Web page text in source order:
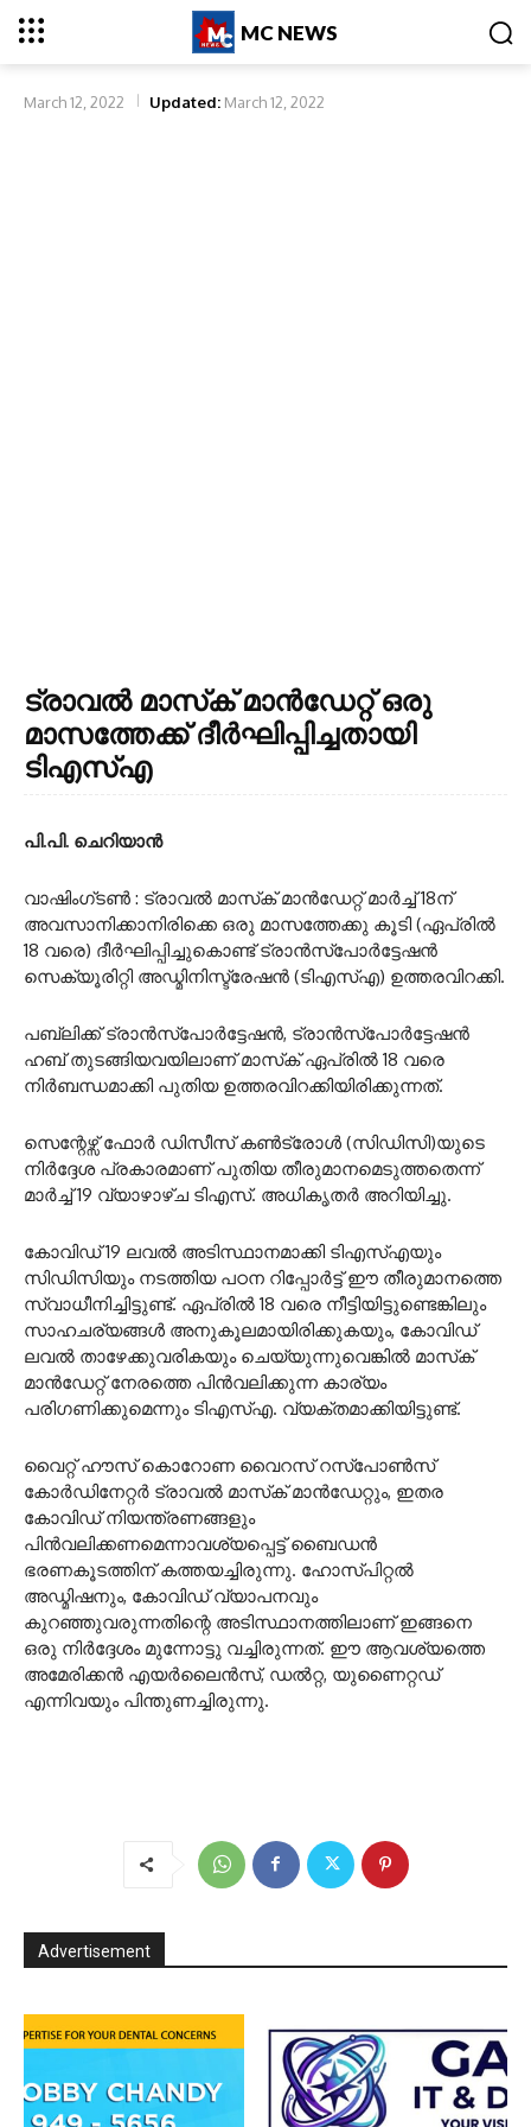
MC NEWS
March 12, 2022 Updated: March 12, 2022
ട്രാവല്‍ മാസ്‌ക് മാന്‍ഡേറ്റ് ഒരു
മാസത്തേക്ക് ദീര്‍ഘിപ്പിച്ചതായി
ടിഎസ്എ
പി.പി. ചെറിയാന്‍
വാഷിംഗ്ടണ്‍ : ട്രാവല്‍ മാസ്‌ക് മാന്‍ഡേറ്റ് മാര്‍ച്ച് 18ന്
അവസാനിക്കാനിരിക്കെ ഒരു മാസത്തേക്കു കൂടി (ഏപ്രില്‍
18 വരെ) ദീര്‍ഘിപ്പിച്ചുകൊണ്ട് ട്രാന്‍സ്പോര്‍ട്ടേഷന്‍
സെക്യൂരിറ്റി അഡ്മിനിസ്ട്രേഷന്‍ (ടിഎസ്എ) ഉത്തരവിറക്കി.
പബ്ലിക്ക് ട്രാന്‍സ്പോര്‍ട്ടേഷന്‍, ട്രാന്‍സ്പോര്‍ട്ടേഷന്‍
ഹബ് തുടങ്ങിയവയിലാണ് മാസ്‌ക് ഏപ്രില്‍ 18 വരെ
നിര്‍ബന്ധമാക്കി പുതിയ ഉത്തരവിറക്കിയിരിക്കുന്നത്.
സെന്റേഴ്സ് ഫോര്‍ ഡിസീസ് കണ്‍ട്രോള്‍ (സിഡിസി)യുടെ
നിര്‍ദ്ദേശ പ്രകാരമാണ് പുതിയ തീരുമാനമെടുത്തതെന്ന്
മാര്‍ച്ച് 19 വ്യാഴാഴ്ച ടിഎസ്. അധികൃതര്‍ അറിയിച്ചു.
കോവിഡ് 19 ലവല്‍ അടിസ്ഥാനമാക്കി ടിഎസ്എയും
സിഡിസിയും നടത്തിയ പഠന റിപ്പോര്‍ട്ട് ഈ തീരുമാനത്തെ
സ്വാധീനിച്ചിട്ടുണ്ട്. ഏപ്രില്‍ 18 വരെ നീട്ടിയിട്ടുണ്ടെങ്കിലും
സാഹചര്യങ്ങള്‍ അനുകൂലമായിരിക്കുകയും, കോവിഡ്
ലവല്‍ താഴേക്കുവരികയും ചെയ്യുന്നുവെങ്കില്‍ മാസ്‌ക്
മാന്‍ഡേറ്റ് നേരത്തെ പിന്‍വലിക്കുന്ന കാര്യം
പരിഗണിക്കുമെന്നും ടിഎസ്എ. വ്യക്തമാക്കിയിട്ടുണ്ട്.
വൈറ്റ് ഹൗസ് കൊറോണ വൈറസ് റസ്പോണ്‍സ്
കോര്‍ഡിനേറ്റര്‍ ട്രാവല്‍ മാസ്‌ക് മാന്‍ഡേറ്റും, ഇതര
കോവിഡ് നിയന്ത്രണങ്ങളും
പിന്‍വലിക്കണമെന്നാവശ്യപ്പെട്ട് ബൈഡന്‍
ഭരണകൂടത്തിന് കത്തയച്ചിരുന്നു. ഹോസ്പിറ്റല്‍
അഡ്മിഷനും, കോവിഡ് വ്യാപനവും
കുറഞ്ഞുവരുന്നതിന്റെ അടിസ്ഥാനത്തിലാണ് ഇങ്ങനെ
ഒരു നിര്‍ദ്ദേശം മുന്നോട്ടു വച്ചിരുന്നത്. ഈ ആവശ്യത്തെ
അമേരിക്കന്‍ എയര്‍ലൈന്‍സ്, ഡല്‍റ്റ, യുണൈറ്റഡ്
എന്നിവയും പിന്തുണച്ചിരുന്നു.
Advertisement